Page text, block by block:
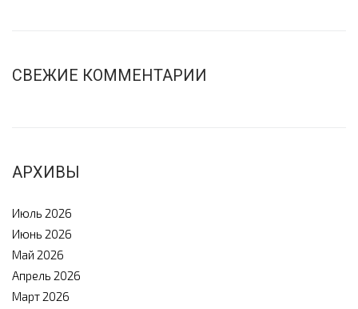
СВЕЖИЕ КОММЕНТАРИИ
АРХИВЫ
Июль 2026
Июнь 2026
Май 2026
Апрель 2026
Март 2026